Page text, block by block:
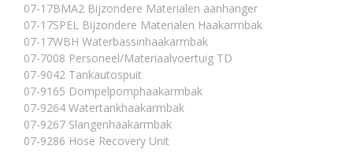
07-17BMA2 Bijzondere Materialen aanhanger
07-17SPEL Bijzondere Materialen Haakarmbak
07-17WBH Waterbassinhaakarmbak
07-7008 Personeel/Materiaalvoertuig TD
07-9042 Tankautospuit
07-9165 Dompelpomphaakarmbak
07-9264 Watertankhaakarmbak
07-9267 Slangenhaakarmbak
07-9286 Hose Recovery Unit